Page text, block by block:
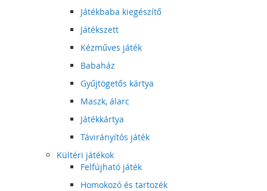
Játékbaba kiegészítő
Játékszett
Kézműves játék
Babaház
Gyűjtögetős kártya
Maszk, álarc
Játékkártya
Távirányítós játék
Kültéri játékok
Felfújható játék
Homokozó és tartozék